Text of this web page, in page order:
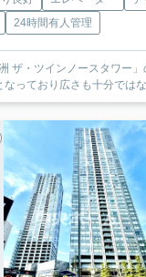
24時間有人管理
ザ・ツインノースタワー
っており広さも十分では